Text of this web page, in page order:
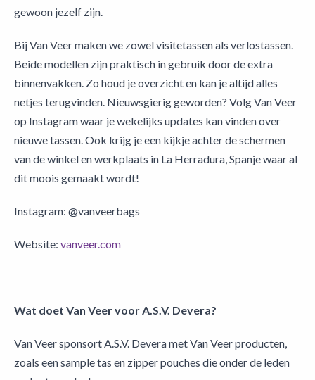
gewoon jezelf zijn.
Bij Van Veer maken we zowel visitetassen als verlostassen.
Beide modellen zijn praktisch in gebruik door de extra
binnenvakken. Zo houd je overzicht en kan je altijd alles
netjes terugvinden. Nieuwsgierig geworden? Volg Van Veer
op Instagram waar je wekelijks updates kan vinden over
nieuwe tassen. Ook krijg je een kijkje achter de schermen
van de winkel en werkplaats in La Herradura, Spanje waar al
dit moois gemaakt wordt!
Instagram: @vanveerbags
Website: vanveer.com
Wat doet Van Veer voor A.S.V. Devera?
Van Veer sponsort A.S.V. Devera met Van Veer producten,
zoals een sample tas en zipper pouches die onder de leden